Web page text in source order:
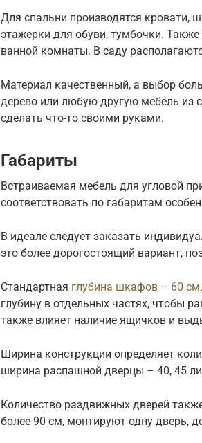
Для спальни производятся
этажерки для обуви, тумбочки.
ванной комнаты. В саду
Материал качественный, а выбор
дерево или любую другую мебель из
сделать что-то своими руками.
Габариты
Встраиваемая мебель для угловой
соответствовать по габаритам
В идеале следует заказать
это более дорогостоящий вариант,
Стандартная глубина шкафов – 60 см
глубину в отдельных частях, чтобы
также влияет наличие ящичков и
Ширина конструкции определяет
ширина распашной дверцы – 40, 45
Количество раздвижных дверей
более 90 см, монтируют одну дверь,